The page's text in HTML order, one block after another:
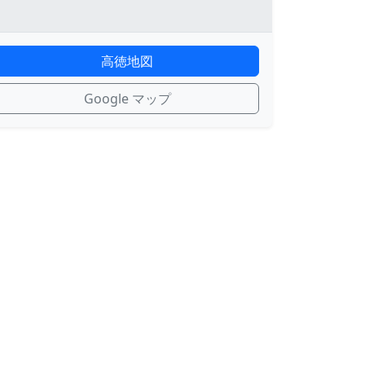
高徳地図
Google マップ